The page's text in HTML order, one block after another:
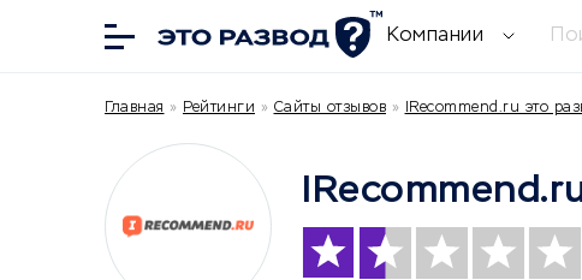
Компании
Главная » Рейтинги » Сайты отзывов » IRecommend.ru это